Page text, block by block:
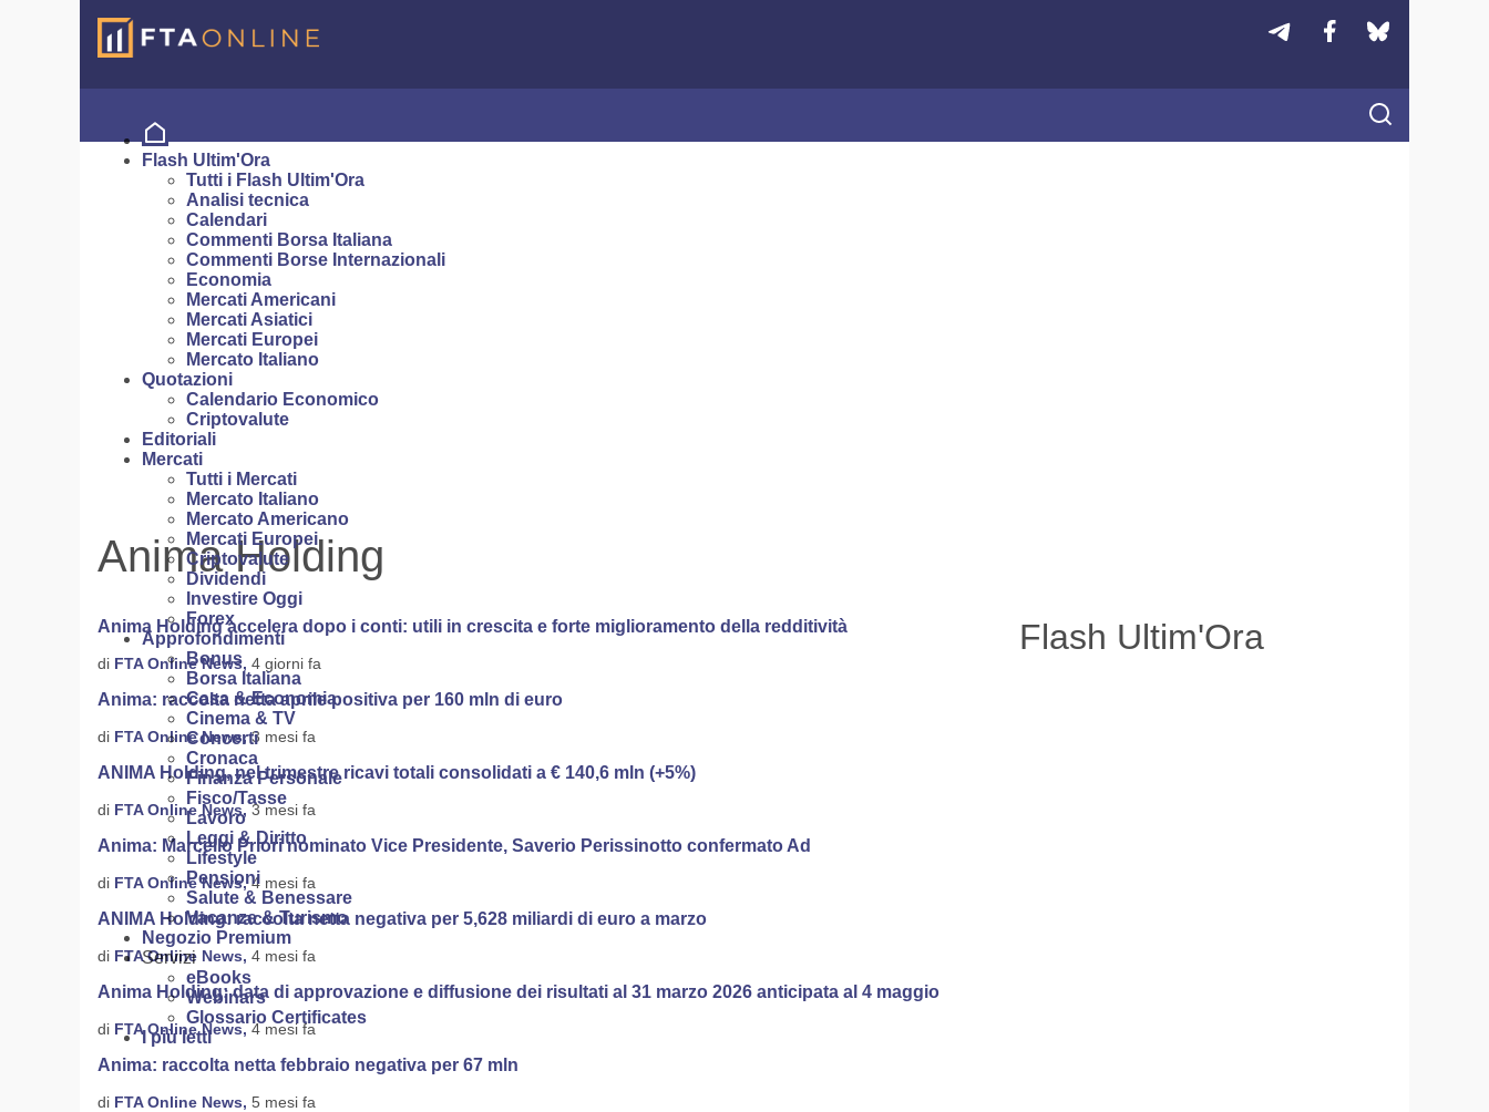
Flash Ultim'Ora
Tutti i Flash Ultim'Ora
Analisi tecnica
Calendari
Commenti Borsa Italiana
Commenti Borse Internazionali
Economia
Mercati Americani
Mercati Asiatici
Mercati Europei
Mercato Italiano
Quotazioni
Calendario Economico
Criptovalute
Editoriali
Mercati
Tutti i Mercati
Mercato Italiano
Mercato Americano
Mercati Europei
Criptovalute
Dividendi
Investire Oggi
Forex
Approfondimenti
Bonus
Borsa Italiana
Casa & Economia
Cinema & TV
Concerti
Cronaca
Finanza Personale
Fisco/Tasse
Lavoro
Leggi & Diritto
Lifestyle
Pensioni
Salute & Benessare
Vacanze & Turismo
Negozio Premium
Servizi
eBooks
Webinars
Glossario Certificates
I più letti
Anima Holding
Anima Holding accelera dopo i conti: utili in crescita e forte miglioramento della redditività
di FTA Online News, 4 giorni fa
Anima: raccolta netta aprile positiva per 160 mln di euro
di FTA Online News,3 mesi fa
ANIMA Holding, nel trimestre ricavi totali consolidati a € 140,6 mln (+5%)
di FTA Online News,3 mesi fa
Anima: Marcello Priori nominato Vice Presidente, Saverio Perissinotto confermato Ad
di FTA Online News,4 mesi fa
ANIMA Holding: raccolta netta negativa per 5,628 miliardi di euro a marzo
di FTA Online News, 4 mesi fa
Anima Holding: data di approvazione e diffusione dei risultati al 31 marzo 2026 anticipata al 4 maggio
di FTA Online News,4 mesi fa
Anima: raccolta netta febbraio negativa per 67 mln
di FTA Online News, 5 mesi fa
Flash Ultim'Ora